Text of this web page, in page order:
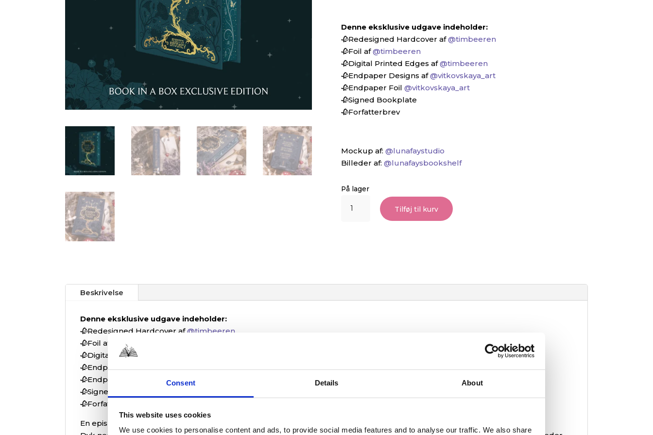
Consent Details About
This website uses cookies
We use cookies to personalise content and ads, to provide social media features and to analyse our traffic. We also share
Denne eksklusive udgave indeholder:
🥀Redesigned Hardcover af@timbeeren
🥀Foil af@timbeeren
🥀Digital Printed Edges af@timbeeren
🥀Endpaper Designs af@vitkovskaya_art
🥀Endpaper Foil @vitkovskaya_art
🥀Signed Bookplate⁠
🥀Forfatterbrev⁠
Mockup af: @lunafaystudio
Billeder af: @lunafaysbookshelf
På lager
Than
Tilføj til kurv
Beskrivelse
Denne eksklusive udgave indeholder:
🥀Redesigned Hardcover af@timbeeren
🥀Foil af
@timbeeren
🥀Digital Printed Edges af
🥀Endpaper Designs af
🥀Endpaper Foil
@vitkovskaya_art
🥀Signed Bookplate⁠
🥀Forfatterbrev⁠
En episk fortælling om guder, titaner og de mennesker, der står fanget mellem dem.